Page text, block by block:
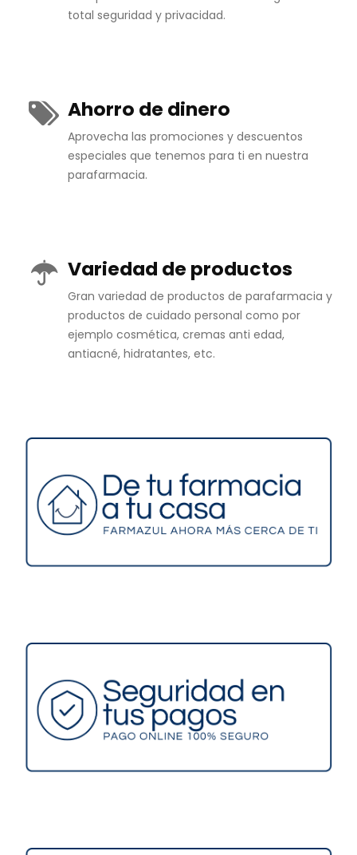
total seguridad y privacidad.
Ahorro de dinero
Aprovecha las promociones y descuentos
especiales que tenemos para ti en nuestra
parafarmacia.
Variedad de productos
Gran variedad de productos de parafarmacia y
productos de cuidado personal como por
ejemplo cosmética, cremas anti edad,
antiacné, hidratantes, etc.